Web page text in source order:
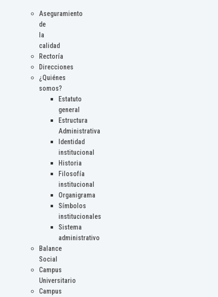
Aseguramiento
de
la
calidad
Rectoría
Direcciones
¿Quiénes
somos?
Estatuto
general
Estructura
Administrativa
Identidad
institucional
Historia
Filosofía
institucional
Organigrama
Símbolos
institucionales
Sistema
administrativo
Balance
Social
Campus
Universitario
Campus